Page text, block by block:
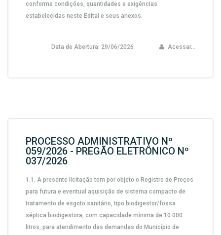
conforme condições, quantidades e exigências
estabelecidas neste Edital e seus anexos.
Data de Abertura: 29/06/2026 Acessar...
PROCESSO ADMINISTRATIVO Nº
059/2026 - PREGÃO ELETRÔNICO Nº
037/2026
1.1. A presente licitação tem por objeto o Registro de Preços
para futura e eventual aquisição de sistema compacto de
tratamento de esgoto sanitário, tipo biodigestor/fossa
séptica biodigestora, com capacidade mínima de 10.000
litros, para atendimento das demandas do Município de